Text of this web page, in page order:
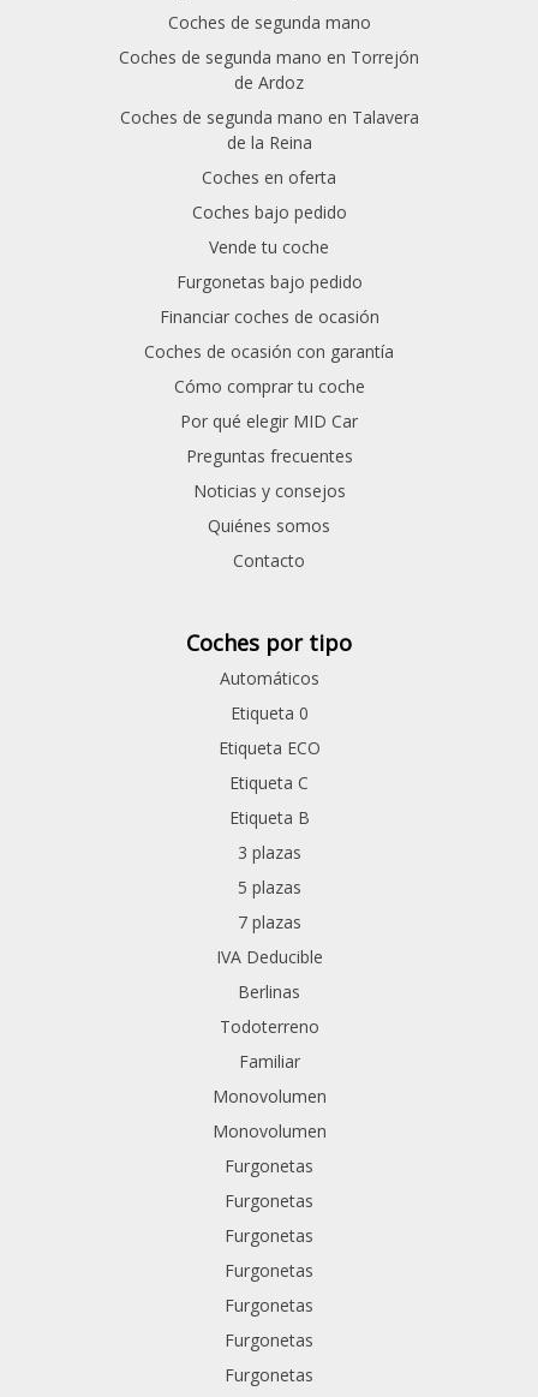
Coches de segunda mano
Coches de segunda mano en Torrejón
de Ardoz
Coches de segunda mano en Talavera
de la Reina
Coches en oferta
Coches bajo pedido
Vende tu coche
Furgonetas bajo pedido
Financiar coches de ocasión
Coches de ocasión con garantía
Cómo comprar tu coche
Por qué elegir MID Car
Preguntas frecuentes
Noticias y consejos
Quiénes somos
Contacto
Coches por tipo
Automáticos
Etiqueta 0
Etiqueta ECO
Etiqueta C
Etiqueta B
3 plazas
5 plazas
7 plazas
IVA Deducible
Berlinas
Todoterreno
Familiar
Monovolumen
Monovolumen
Furgonetas
Furgonetas
Furgonetas
Furgonetas
Furgonetas
Furgonetas
Furgonetas